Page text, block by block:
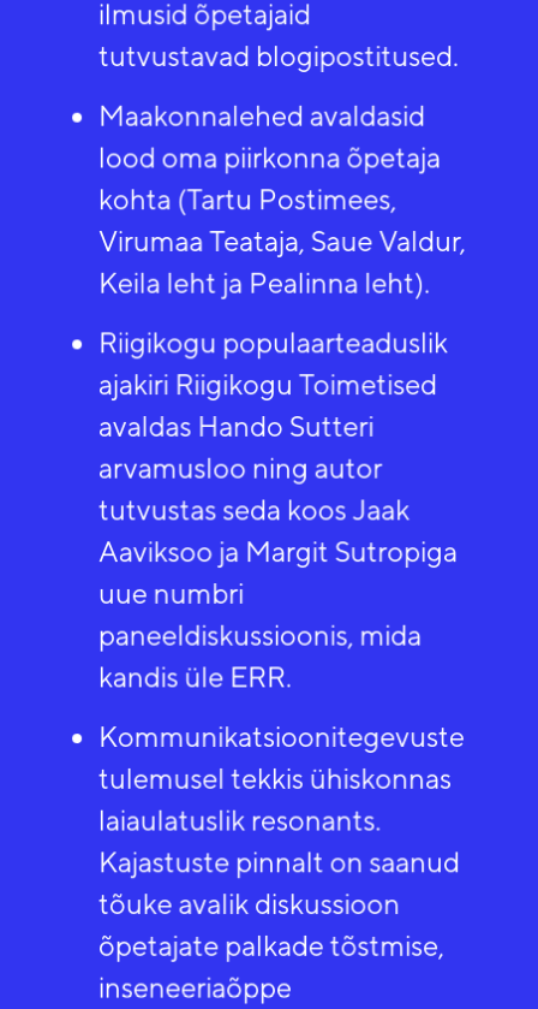
ilmusid õpetajaid
tutvustavad blogipostitused.
Maakonnalehed avaldasid
lood oma piirkonna õpetaja
kohta (Tartu Postimees,
Virumaa Teataja, Saue Valdur,
Keila leht ja Pealinna leht).​
Riigikogu populaarteaduslik
ajakiri Riigikogu Toimetised
avaldas Hando Sutteri
arvamusloo ning autor
tutvustas seda koos Jaak
Aaviksoo ja Margit Sutropiga
uue numbri
paneeldiskussioonis, mida
kandis üle ERR. ​
Kommunikatsioonitegevuste
tulemusel tekkis ühiskonnas
laiaulatuslik resonants.
Kajastuste pinnalt on saanud
tõuke avalik diskussioon
õpetajate palkade tõstmise,
inseneeriaõppe